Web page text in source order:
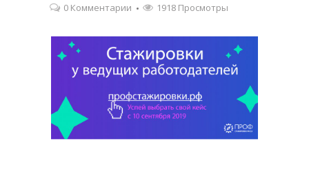
0 Комментарии
1918 Просмотры